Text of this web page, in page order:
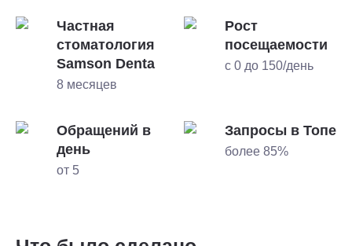
Частная
стоматология
Samson Denta
8 месяцев
Рост
посещаемости
с 0 до 150/день
Обращений в
день
от 5
Запросы в Топе
более 85%